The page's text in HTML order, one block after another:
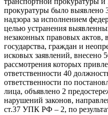
прокуратуры было выявлено
надзора за исполнением
целью устранения
незаконных правовых актов,
государства, граждан и
исковых заявлений, внесено
рассмотрения которых
ответственности 40
ответственности по
лица, объявлено 2
нарушений законов,
ст.37 УПК РФ – 2, по